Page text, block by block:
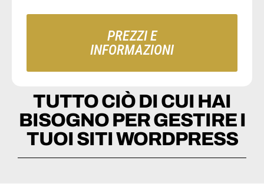
PREZZI E
INFORMAZIONI
TUTTO CIÒ DI CUI HAI
BISOGNO PER GESTIRE I
TUOI SITI WORDPRESS